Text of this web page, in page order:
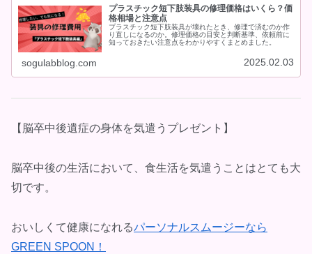
プラスチック短下肢装具の修理価格はいくら？価
格相場と注意点
プラスチック短下肢装具が壊れたとき、修理で済むのか作
り直しになるのか。修理価格の目安と判断基準、依頼前に
知っておきたい注意点をわかりやすくまとめました。
sogulabblog.com 2025.02.03
【脳卒中後遺症の身体を気遣うプレゼント】
脳卒中後の生活において、食生活を気遣うことはとても大
切です。
おいしくて健康になれるパーソナルスムージーなら
GREEN SPOON！